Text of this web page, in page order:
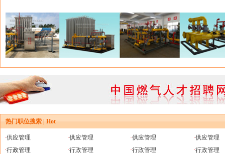
热门职位搜索 | Hot
·供应管理 ·供应管理 ·供应管理 ·供应管理
·行政管理 ·行政管理 ·行政管理 ·行政管理